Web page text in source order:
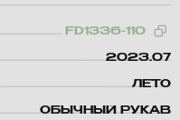
FD1336-110
2023.07
ЛЕТО
ОБЫЧНЫЙ РУКАВ